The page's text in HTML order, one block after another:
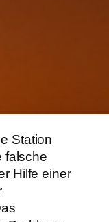
Station
falsche
Hilfe einer